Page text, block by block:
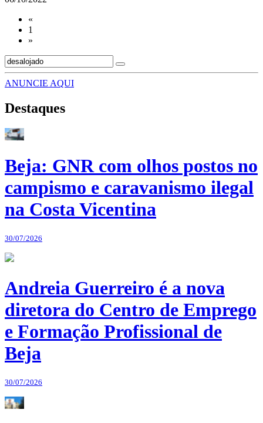
«
1
»
ANUNCIE AQUI
Destaques
Beja: GNR com olhos postos no
campismo e caravanismo ilegal
na Costa Vicentina
30/07/2026
Andreia Guerreiro é a nova
diretora do Centro de Emprego
e Formação Profissional de
Beja
30/07/2026